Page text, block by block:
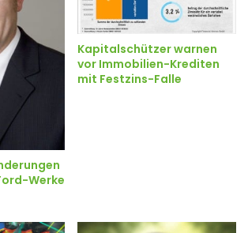
Werke
Kapitalschützer warnen
vor Immobilien-Krediten
mit Festzins-Falle